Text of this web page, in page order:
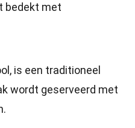
bedekt met
is een traditioneel
wordt geserveerd met